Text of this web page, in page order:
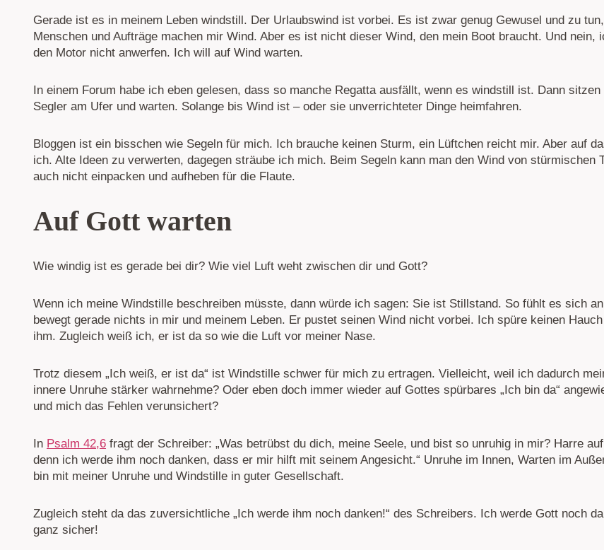
Gerade ist es in meinem Leben windstill. Der Urlaubswind ist vorbei. Es ist zwar genug Gewusel und zu tun,
Menschen und Aufträge machen mir Wind. Aber es ist nicht dieser Wind, den mein Boot braucht. Und nein,
den Motor nicht anwerfen. Ich will auf Wind warten.
In einem Forum habe ich eben gelesen, dass so manche Regatta ausfällt, wenn es windstill ist. Dann sitzen
Segler am Ufer und warten. Solange bis Wind ist – oder sie unverrichteter Dinge heimfahren.
Bloggen ist ein bisschen wie Segeln für mich. Ich brauche keinen Sturm, ein Lüftchen reicht mir. Aber auf
ich. Alte Ideen zu verwerten, dagegen sträube ich mich. Beim Segeln kann man den Wind von stürmischen
auch nicht einpacken und aufheben für die Flaute.
Auf Gott warten
Wie windig ist es gerade bei dir? Wie viel Luft weht zwischen dir und Gott?
Wenn ich meine Windstille beschreiben müsste, dann würde ich sagen: Sie ist Stillstand. So fühlt es sich
bewegt gerade nichts in mir und meinem Leben. Er pustet seinen Wind nicht vorbei. Ich spüre keinen
ihm. Zugleich weiß ich, er ist da so wie die Luft vor meiner Nase.
Trotz diesem „Ich weiß, er ist da“ ist Windstille schwer für mich zu ertragen. Vielleicht, weil ich dadurch
innere Unruhe stärker wahrnehme? Oder eben doch immer wieder auf Gottes spürbares „Ich bin da“
und mich das Fehlen verunsichert?
In Psalm 42,6 fragt der Schreiber: „Was betrübst du dich, meine Seele, und bist so unruhig in mir? Harre
denn ich werde ihm noch danken, dass er mir hilft mit seinem Angesicht.“ Unruhe im Innen, Warten im
bin mit meiner Unruhe und Windstille in guter Gesellschaft.
Zugleich steht da das zuversichtliche „Ich werde ihm noch danken!“ des Schreibers. Ich werde Gott noch
ganz sicher!